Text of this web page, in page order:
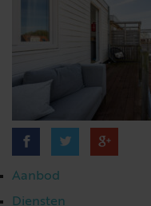
Aanbod
Diensten